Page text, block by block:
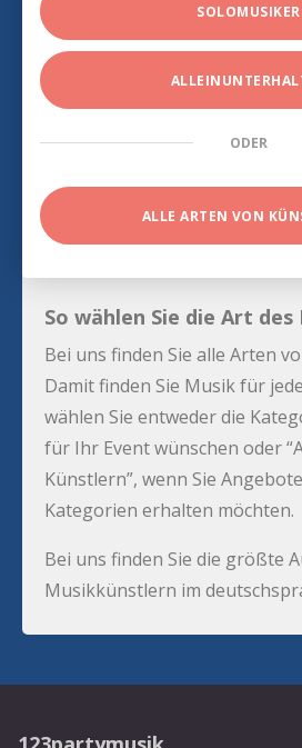
SOLOMUSIKER
ODER
ALLE ARTEN VON
So wählen Sie die Art des
Bei uns finden Sie alle Arten
Damit finden Sie Musik für
wählen Sie entweder die
für Ihr Event wünschen oder
Künstlern”, wenn Sie
Kategorien erhalten möchten.
Bei uns finden Sie die größte
Musikkünstlern im